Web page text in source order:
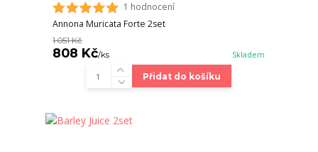
1 hodnocení
Annona Muricata Forte 2set
1 051 Kč
808 Kč/ks Skladem
Přidat do košíku